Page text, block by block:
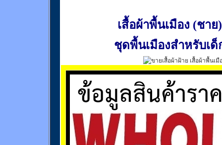
เสื้อผ้าพื้นเมือง (ชาย)
ชุดพื้นเมืองสำหรับเด็